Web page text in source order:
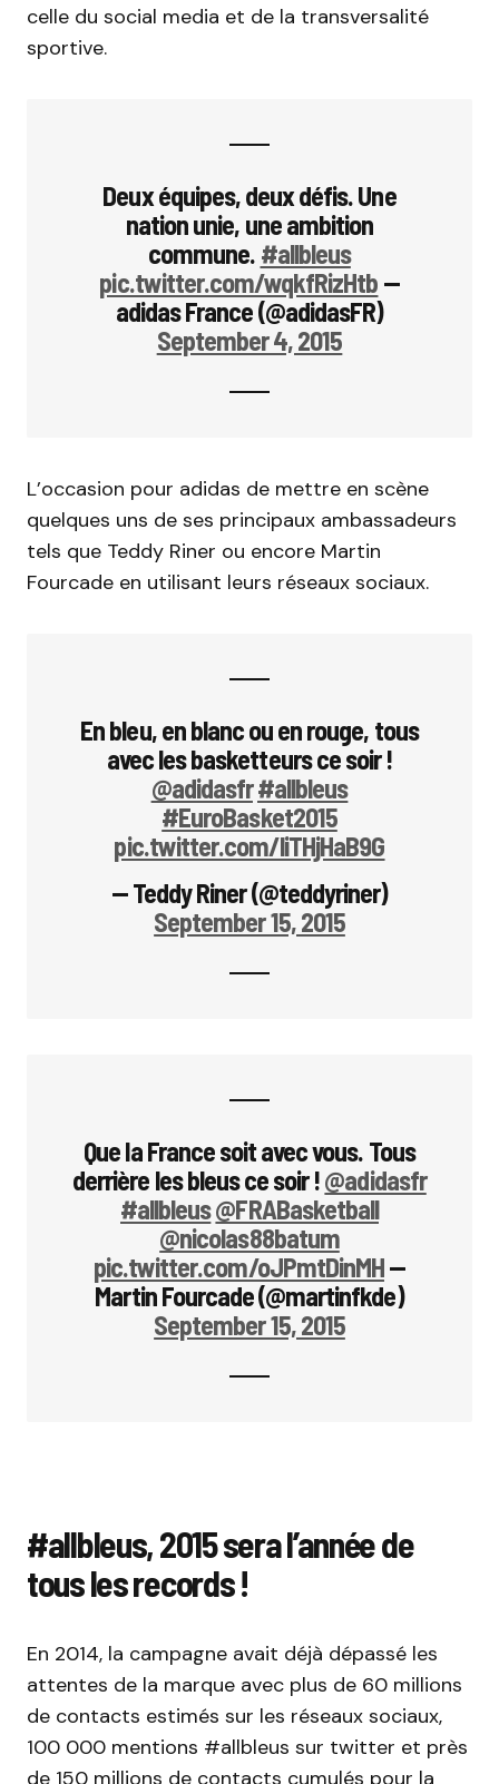
celle du social media et de la transversalité
sportive.
Deux équipes, deux défis. Une
nation unie, une ambition
commune. #allbleus
pic.twitter.com/wqkfRizHtb —
adidas France (@adidasFR)
September 4, 2015
L’occasion pour adidas de mettre en scène
quelques uns de ses principaux ambassadeurs
tels que Teddy Riner ou encore Martin
Fourcade en utilisant leurs réseaux sociaux.
En bleu, en blanc ou en rouge, tous
avec les basketteurs ce soir !
@adidasfr#allbleus
#EuroBasket2015
pic.twitter.com/liTHjHaB9G
— Teddy Riner (@teddyriner)
September 15, 2015
Que la France soit avec vous. Tous
derrière les bleus ce soir !@adidasfr
#allbleus@FRABasketball
@nicolas88batum
pic.twitter.com/oJPmtDinMH—
Martin Fourcade (@martinfkde)
September 15, 2015
#allbleus, 2015 sera l’année de
tous les records !
En 2014, la campagne avait déjà dépassé les
attentes de la marque avec plus de 60 millions
de contacts estimés sur les réseaux sociaux,
100 000 mentions #allbleus sur twitter et près
de 150 millions de contacts cumulés pour la